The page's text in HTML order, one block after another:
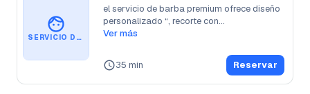
SERVICIO DE BARBA
el servicio de barba premium ofrece diseño
personalizado “, recorte con...
Ver más
35 min Reservar